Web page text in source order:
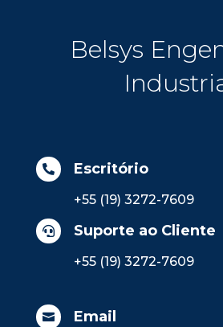
Belsys
 Escritório
+55 (19) 3272-7609
 Suporte ao Cliente
+55 (19) 3272-7609
 Email